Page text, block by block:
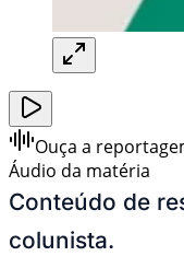
Ouça a
Áudio da matéria
Conteúdo de
colunista.